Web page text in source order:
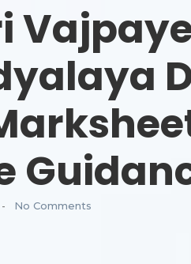
- No Comments